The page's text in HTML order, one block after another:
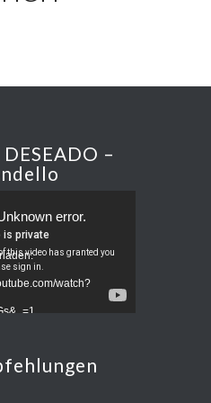
–
error.
watch?